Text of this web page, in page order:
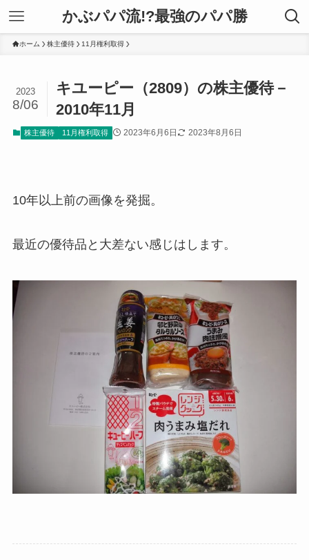
かぶパパ流!?最強のパパ勝
ホーム 株主優待 11月権利取得
キユーピー（2809）の株主優待－
2010年11月
2023
8/06
株主優待 11月権利取得 2023年6月6日 2023年8月6日
10年以上前の画像を発掘。
最近の優待品と大差ない感じはします。